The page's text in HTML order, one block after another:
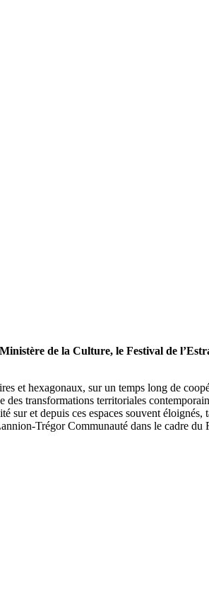
de la Culture, le Festival de
et hexagonaux, sur un temps long de
transformations territoriales
sur et depuis ces espaces souvent éloignés,
Trégor Communauté dans le cadre du